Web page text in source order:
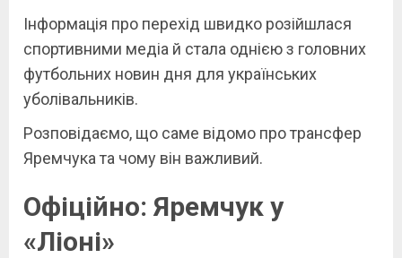
Інформація про перехід швидко розійшлася
спортивними медіа й стала однією з головних
футбольних новин дня для українських
уболівальників.
Розповідаємо, що саме відомо про трансфер
Яремчука та чому він важливий.
Офіційно: Яремчук у
«Ліоні»